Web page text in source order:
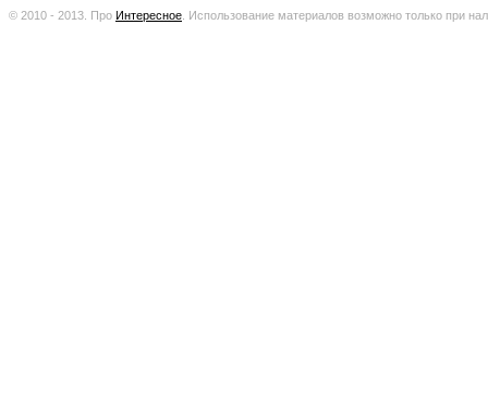
© 2010 - 2013. Про Интересное Использование материалов возможно только при